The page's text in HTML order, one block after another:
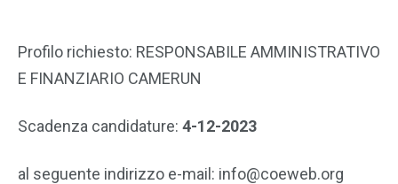
Profilo richiesto: RESPONSABILE AMMINISTRATIVO
E FINANZIARIO CAMERUN
Scadenza candidature: 4-12-2023
al seguente indirizzo e-mail: info@coeweb.org